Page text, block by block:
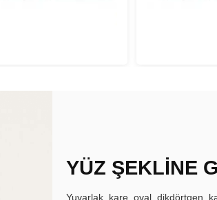
YÜZ ŞEKLİNE
Yuvarlak, kare, oval, dikdörtgen,